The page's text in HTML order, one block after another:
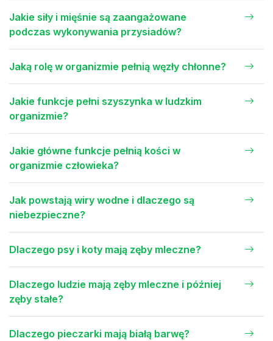
Jakie siły i mięśnie są zaangażowane
podczas wykonywania przysiadów?
Jaką rolę w organizmie pełnią węzły chłonne?
Jakie funkcje pełni szyszynka w ludzkim
organizmie?
Jakie główne funkcje pełnią kości w
organizmie człowieka?
Jak powstają wiry wodne i dlaczego są
niebezpieczne?
Dlaczego psy i koty mają zęby mleczne?
Dlaczego ludzie mają zęby mleczne i później
zęby stałe?
Dlaczego pieczarki mają białą barwę?